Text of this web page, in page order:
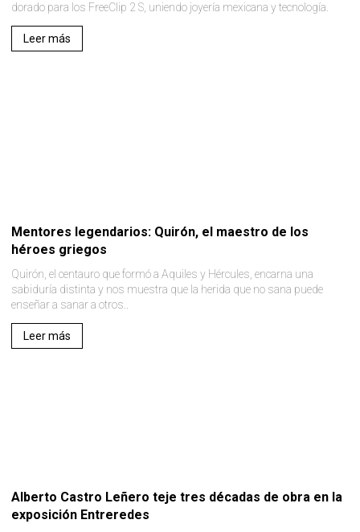
dorado para los FreeClip 2 S, uniendo joyería mexicana y tecnología.
Leer más
Mentores legendarios: Quirón, el maestro de los
héroes griegos
Quirón, el centauro que formó a Aquiles y Hércules, encarna una
sabiduría distinta y nos muestra que la herida que no sana puede
enseñar a sanar a otros..
Leer más
Alberto Castro Leñero teje tres décadas de obra en la
exposición Entreredes